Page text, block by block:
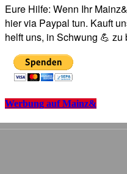
Eure Hilfe: Wenn Ihr
hier via Paypal tun. Kauft
helft uns, in Schwung 💪 zu
Werbung auf Mainz&